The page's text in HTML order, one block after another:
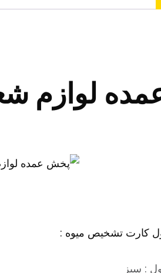
لوازم
تشخیص میوه :
: سبز